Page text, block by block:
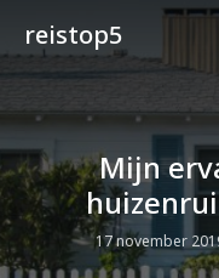
reistop5
Mijn
17 november